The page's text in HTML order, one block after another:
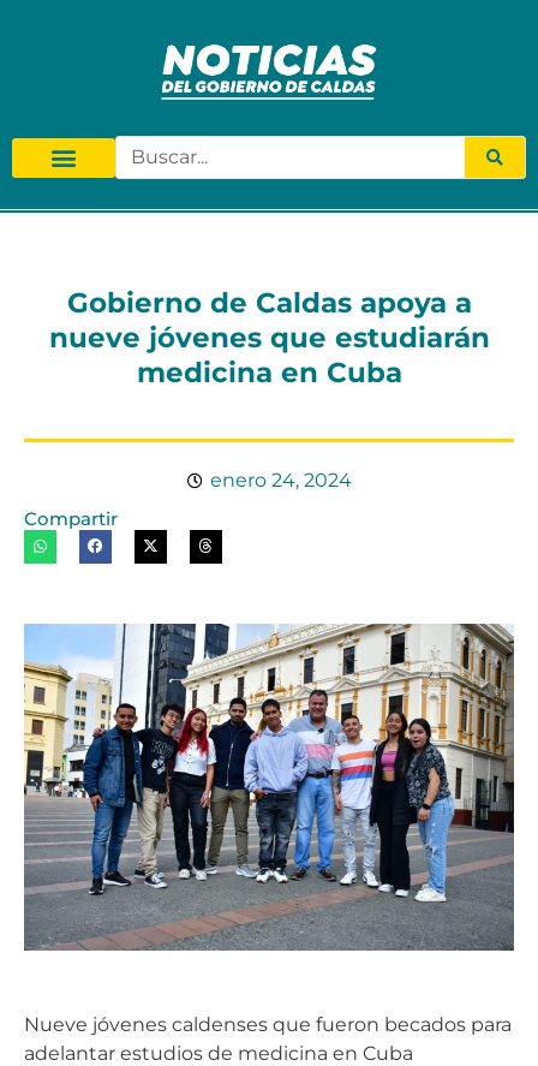
Gobierno de Caldas apoya a
nueve jóvenes que estudiarán
medicina en Cuba
enero 24, 2024
Compartir
Nueve jóvenes caldenses que fueron becados para
adelantar estudios de medicina en Cuba